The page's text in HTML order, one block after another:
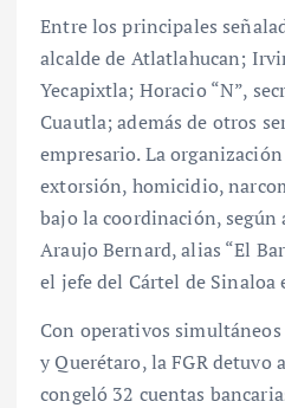
Entre los principales
alcalde de Atlatlahucan;
Yecapixtla; Horacio “N”,
Cuautla; además de otros
empresario. La
extorsión, homicidio,
bajo la coordinación, según
Araujo Bernard, alias “El
el jefe del Cártel de Sinaloa
Con operativos
y Querétaro, la FGR detuvo
congeló 32 cuentas